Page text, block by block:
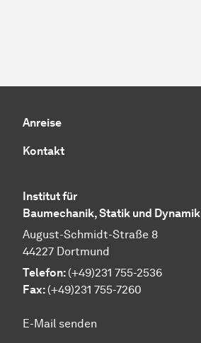
Anreise
Kontakt
Institut für
Baumechanik, Statik und Dynamik
August-Schmidt-Straße 8
44227 Dortmund
Telefon: (+49)231 755-2536
Fax: (+49)231 755-7260
E-Mail senden